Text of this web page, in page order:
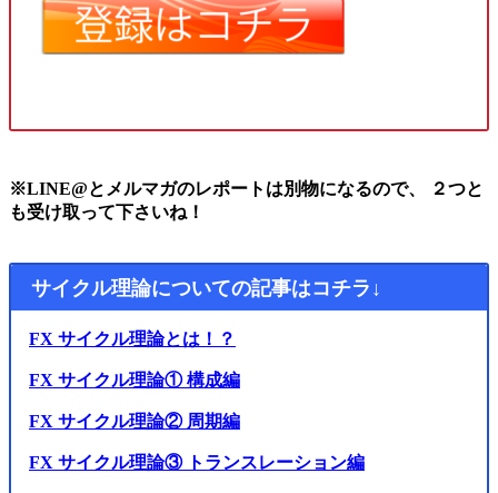
※LINE@とメルマガのレポートは別物になるので、 ２つと
も受け取って下さいね！
サイクル理論についての記事はコチラ↓
FX サイクル理論とは！？
FX サイクル理論① 構成編
FX サイクル理論② 周期編
FX サイクル理論③ トランスレーション編